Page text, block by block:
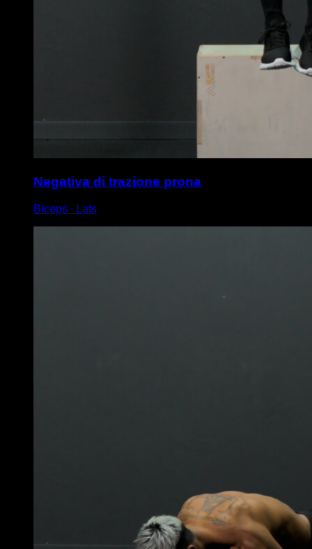
Negativa di trazione prona
Biceps ∙ Lats